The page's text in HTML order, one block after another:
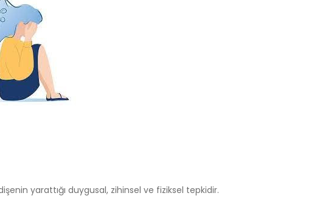
yarattığı duygusal, zihinsel ve fiziksel tepkidir.